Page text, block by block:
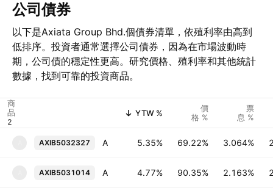
公司債券
以下是Axiata Group Bhd.個債券清單，依殖利率由高到
低排序。投資者通常選擇公司債券，因為在市場波動時
期，公司債的穩定性更高。研究價格、殖利率和其他統計
數據，找到可靠的投資商品。
商
品
YTW %
價
格 %
票
息 %
AXIB5032327 5.35% 69.22% 3.064%
AXIB5031014 4.77% 90.35% 2.163%